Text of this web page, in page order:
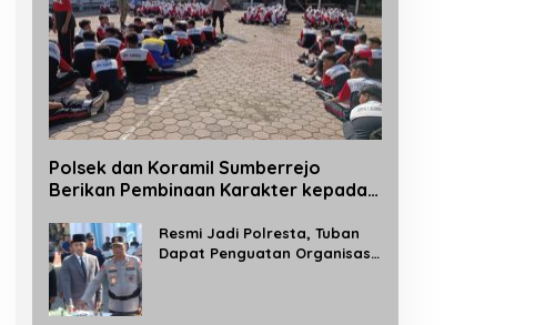
Polsek dan Koramil Sumberrejo
Berikan Pembinaan Karakter kepada
Kegiatan MPLSResmi Jadi Polresta, Tuban
Dapat Penguatan Organisasi